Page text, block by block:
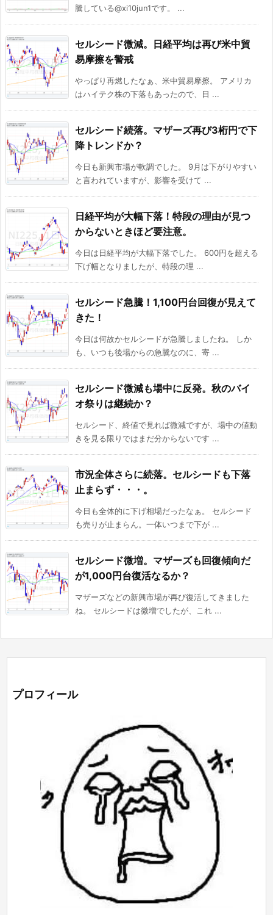
騰している@xi10jun1です。 ...
セルシード微減。日経平均は再び米中貿
易摩擦を警戒
やっぱり再燃したなぁ、米中貿易摩擦。 アメリカ
はハイテク株の下落もあったので、日 ...
セルシード続落。マザーズ再び3桁円で下
降トレンドか？
今日も新興市場が軟調でした。 9月は下がりやすい
と言われていますが、影響を受けて ...
日経平均が大幅下落！特段の理由が見つ
からないときほど要注意。
今日は日経平均が大幅下落でした。 600円を超える
下げ幅となりましたが、特段の理 ...
セルシード急騰！1,100円台回復が見えて
きた！
今日は何故かセルシードが急騰しましたね。 しか
も、いつも後場からの急騰なのに、寄 ...
セルシード微減も場中に反発。秋のバイ
オ祭りは継続か？
セルシード、終値で見れば微減ですが、場中の値動
きを見る限りではまだ分からないです ...
市況全体さらに続落。セルシードも下落
止まらず・・・。
今日も全体的に下げ相場だったなぁ。 セルシード
も売りが止まらん。一体いつまで下が ...
セルシード微増。マザーズも回復傾向だ
が1,000円台復活なるか？
マザーズなどの新興市場が再び復活してきました
ね。 セルシードは微増でしたが、これ ...
プロフィール